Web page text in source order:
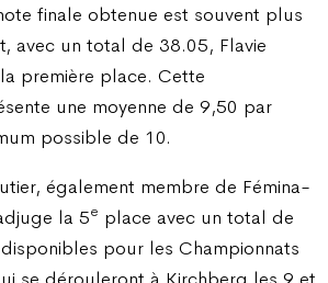
finale obtenue est souvent plus
avec un total de 38.05, Flavie
première place. Cette
une moyenne de 9,50 par
possible de 10.
également membre de Fémina-
la 5e place avec un total de
pour les Championnats